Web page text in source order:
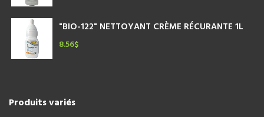
"BIO-122" NETTOYANT CRÈME RÉCURANTE 1L
8.56$
Produits variés